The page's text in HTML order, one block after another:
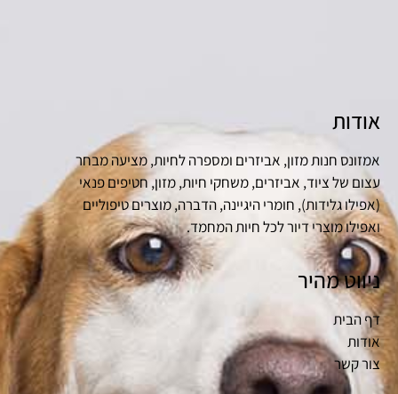
אודות
אמזונס חנות מזון, אביזרים ומספרה לחיות, מציעה מבחר
עצום של ציוד, אביזרים, משחקי חיות, מזון, חטיפים פנאי
(אפילו גלידות), חומרי היגיינה, הדברה, מוצרים טיפוליים
ואפילו מוצרי דיור לכל חיות המחמד.
ניווט מהיר
דף הבית
אודות
צור קשר